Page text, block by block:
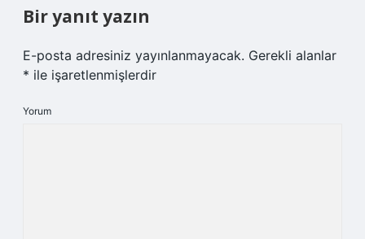
Bir yanıt yazın
E-posta adresiniz yayınlanmayacak. Gerekli alanlar
* ile işaretlenmişlerdir
Yorum